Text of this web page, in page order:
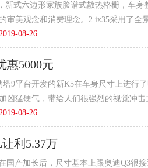
新式六边形家族脸谱式散热格栅，车
审美观念和消费理念。2.ix35采用了
... 08-26
惠5000元
塔9平台开发的新K5在车身尺寸上进行
凶猛硬气，带给人们很强烈的视觉冲
有3...08-26
利5.37万
国产加长后，尺寸基本上跟奥迪Q3很